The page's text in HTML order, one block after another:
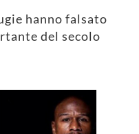
hanno falsato
del secolo